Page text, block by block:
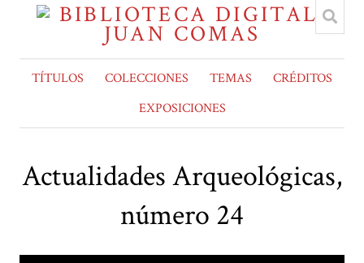
TÍTULOS COLECCIONES TEMAS
CRÉDITOS
EXPOSICIONES
Actualidades Arqueológicas,
número 24